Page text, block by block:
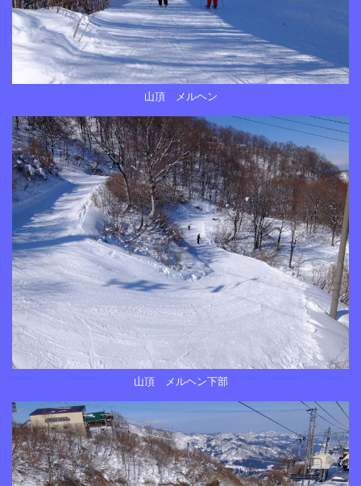
山頂 メルヘン
山頂 メルヘン下部